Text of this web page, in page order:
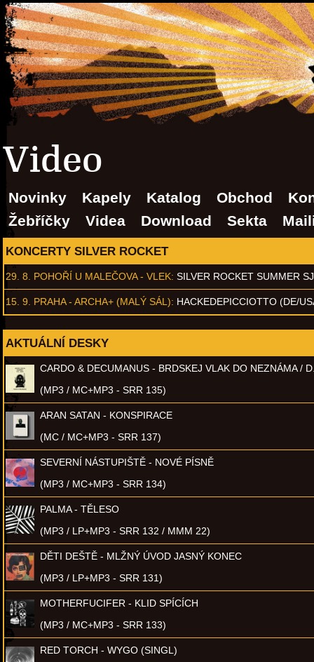
Video
Novinky Kapely Katalog Obchod
Žebříčky
Videa Download Sekta
KONCERTY SILVER ROCKET
29. 8. POHOŘÍ U MALEČOVA - VLEK: SILVER ROCKET SUMMER
15. 9. PRAHA - ARCHA+ (MALÝ SÁL): HACKEDEPICCIOTTO (DE/
AKTUÁLNÍ DESKY
CARDO & DECUMANUS - BRDSKEJ VLAK DO NEZNÁMA /
(MP3 / MC+MP3 - SRR 135)
ARAN SATAN - KONSPIRACE
(MC / MC+MP3 - SRR 137)
SEVERNÍ NÁSTUPIŠTĚ - NOVÉ PÍSNĚ
(MP3 / MC+MP3 - SRR 134)
PALMA - TĚLESO
(MP3 / LP+MP3 - SRR 132 / MMM 22)
DĚTI DEŠTĚ - MLŽNÝ ÚVOD JASNÝ KONEC
(MP3 / LP+MP3 - SRR 131)
MOTHERFUCIFER - KLID SPÍCÍCH
(MP3 / MC+MP3 - SRR 133)
RED TORCH - WYGO (SINGL)